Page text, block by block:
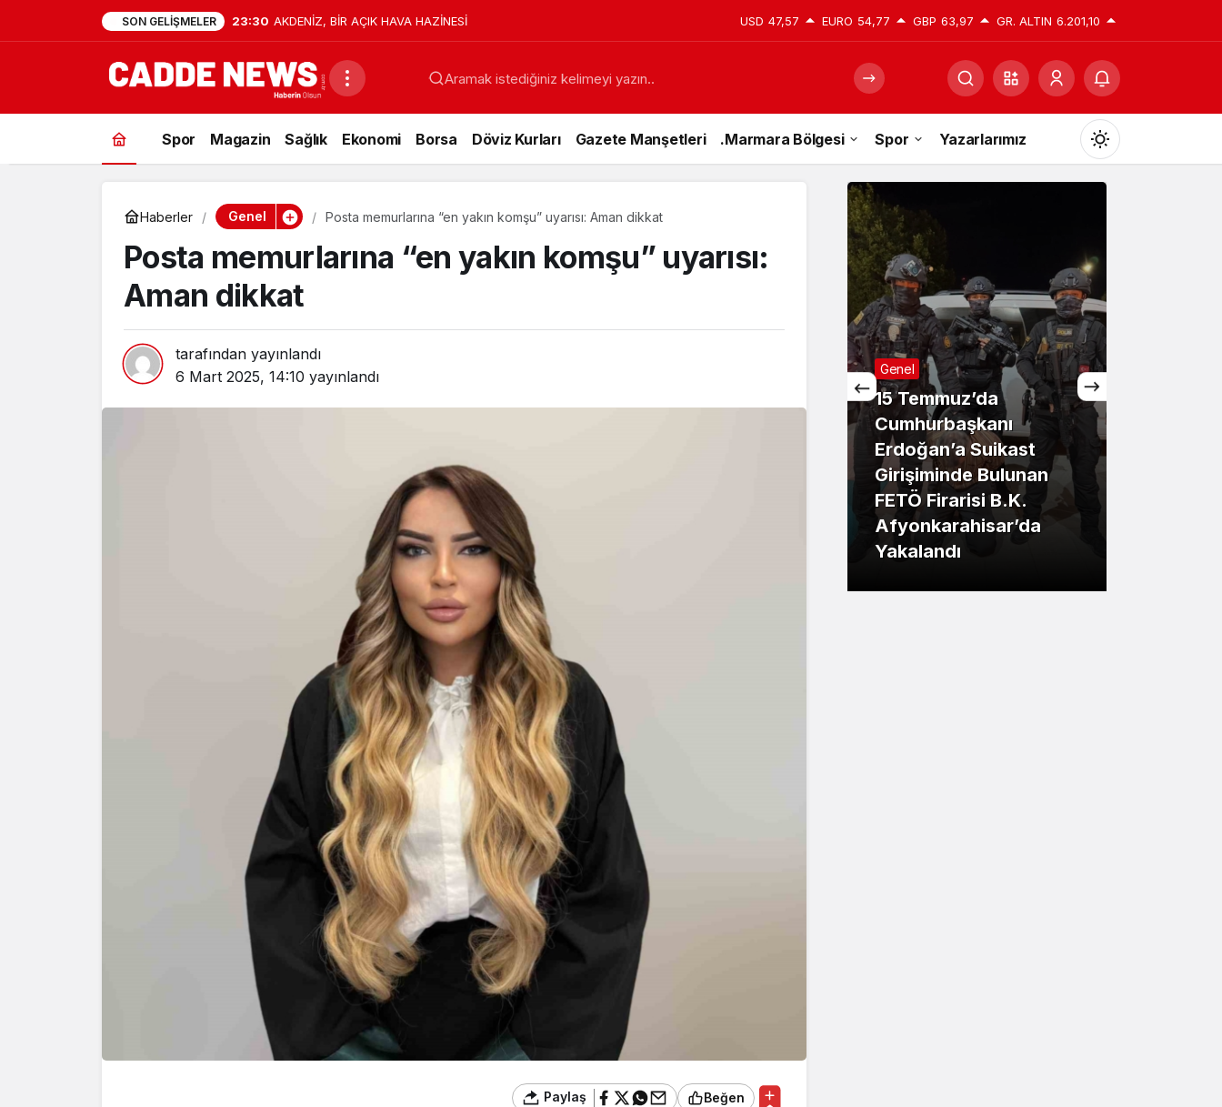
SON GELIŞMELER 23:30 AKDENİZ, BİR AÇIK HAVA HAZİNESİ USD 47,57 EURO 54,77 GBP 63,97 GR. ALTIN 6.201,10
Aramak istediğiniz kelimeyi yazın..
Spor Magazin Sağlık Ekonomi Borsa Döviz Kurları Gazete Manşetleri .Marmara Bölgesi Spor Yazarlarımız
Mod
değiştir
Gündüz Modu
Gündüz modunu seçin.
Gece Modu
Gece modunu seçin.
Sistem Modu
Sistem modunu seçin.
Haberler Genel Posta memurlarına “en yakın komşu” uyarısı: Aman dikkat
Posta memurlarına “en yakın komşu” uyarısı:
Aman dikkat
tarafından yayınlandı
6 Mart 2025, 14:10 yayınlandı
Paylaş Beğen
Genel
15 Temmuz’da
Cumhurbaşkanı
Erdoğan’a Suikast
Girişiminde Bulunan
FETÖ Firarisi B.K.
Afyonkarahisar’da
Yakalandı